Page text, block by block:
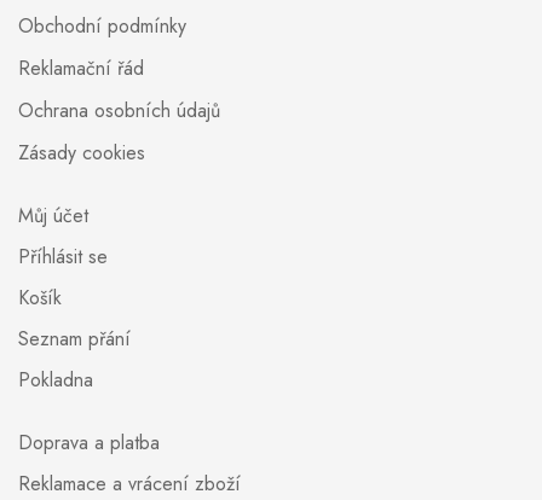
Obchodní podmínky
Reklamační řád
Ochrana osobních údajů
Zásady cookies
Můj účet
Příhlásit se
Košík
Seznam přání
Pokladna
Doprava a platba
Reklamace a vrácení zboží